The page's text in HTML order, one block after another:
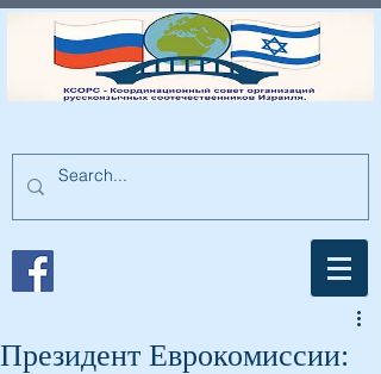
Президент Еврокомиссии: